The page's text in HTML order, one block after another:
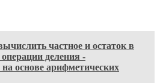
частное и остаток в
деления -
основе арифметических